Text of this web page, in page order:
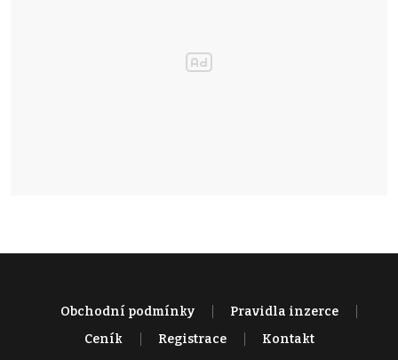
Obchodní podmínky
Pravidla inzerce
Ceník
Registrace Kontakt